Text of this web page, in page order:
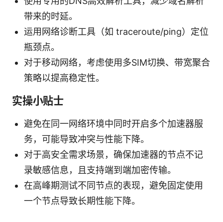
带来的时延。
运用网络诊断工具（如 traceroute/ping）定位
瓶颈点。
对于移动网络，考虑使用多SIM切换、带宽聚合
策略以提高稳定性。
实操小贴士
避免在同一网络环境中同时开启多个加速器服
务，可能导致冲突与性能下降。
对于高安全需求场景，确保加速器的节点不记
录敏感信息，且支持端到端加密传输。
在高峰期测试不同节点的表现，避免固定使用
一个节点导致长期性能下降。